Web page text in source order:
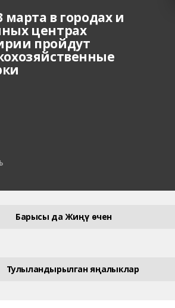
марта в городах и
центрах
пройдут
Барысы да Жиңү өчен
Тулыландырылган яңалыклар